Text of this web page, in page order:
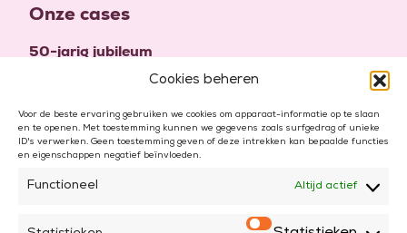
Cookies beheren
Voor de beste ervaring gebruiken we cookies om apparaat-informatie op te slaan
en te openen. Met toestemming kunnen we gegevens zoals surfgedrag of unieke
ID's verwerken. Geen toestemming geven of deze intrekken kan bepaalde functies
en eigenschappen negatief beïnvloeden.
Functioneel Altijd actief
Onze cases
50-jarig jubileum
High five to twenty-five
100-jarig jubileum